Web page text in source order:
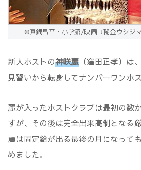
©真鍋昌平・小学館/映画『闇金ウシジ
新人ホストの神咲麗 （窪田正孝）は
見習いから転身してナンバーワンホ
麗が入ったホストクラブは最初の数
すが、その後は完全出来高制となる
麗は固定給が出る最後の月になって
めました。